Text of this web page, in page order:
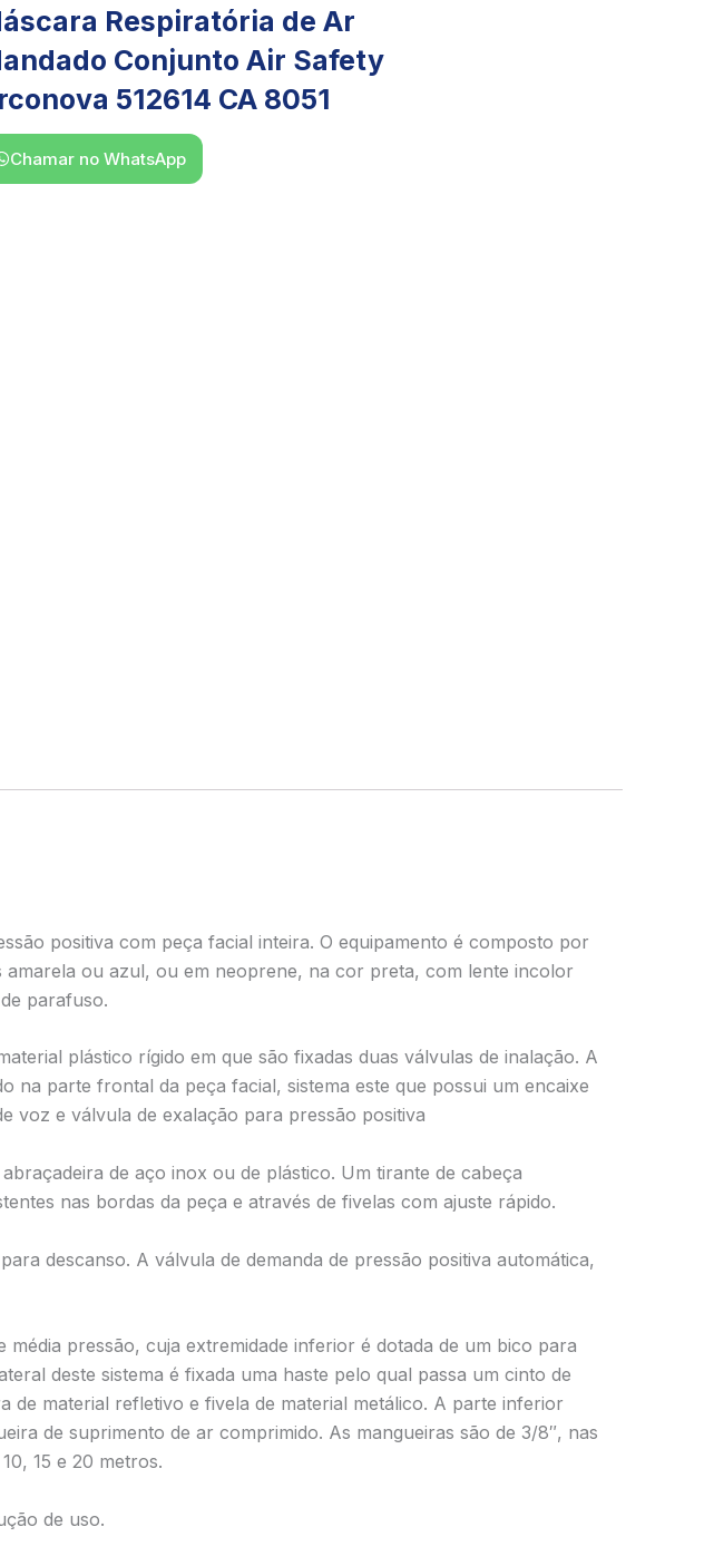
Respiratória de Ar
Conjunto Air Safety
512614 CA 8051
Chamar no WhatsApp
positiva com peça facial inteira. O equipamento é composto por
ou azul, ou em neoprene, na cor preta, com lente incolor
parafuso.
plástico rígido em que são fixadas duas válvulas de inalação. A
na parte frontal da peça facial, sistema este que possui um encaixe
voz e válvula de exalação para pressão positiva
de aço inox ou de plástico. Um tirante de cabeça
nas bordas da peça e através de fivelas com ajuste rápido.
descanso. A válvula de demanda de pressão positiva automática,
pressão, cuja extremidade inferior é dotada de um bico para
deste sistema é fixada uma haste pelo qual passa um cinto de
de material refletivo e fivela de material metálico. A parte inferior
de suprimento de ar comprimido. As mangueiras são de 3/8″, nas
15 e 20 metros.
de uso.